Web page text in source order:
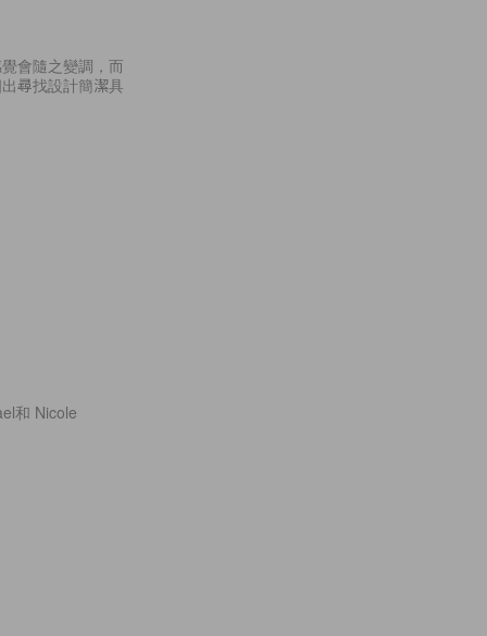
會隨之變調，而
尋找設計簡潔具
和 Nicole